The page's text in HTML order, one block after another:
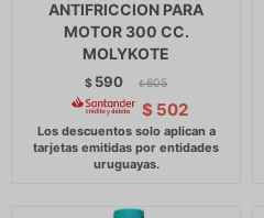
ANTIFRICCION PARA
MOTOR 300 CC.
MOLYKOTE
$ 590 $ 605
$ 502